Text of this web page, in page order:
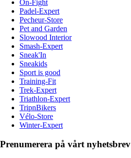
On-Fight
Padel-Expert
Pecheur-Store
Pet and Garden
Slowood Interior
Smash-Expert
Sneak'In
Sneakids
Sport is good
Training-Fit
Trek-Expert
Triathlon-Expert
TripnBikers
Vélo-Store
Winter-Expert
Prenumerera på vårt nyhetsbrev